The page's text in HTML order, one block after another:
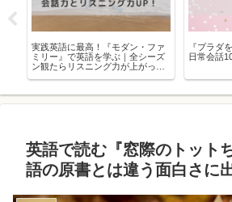
【英語多読】アガサ・クリスティ
『And Then There Were None（そ
して誰もいなくなった）』英検準1
『ローマ
10選 & 名
英語で読む『窓際のトット
語の原書とは違う面白さに